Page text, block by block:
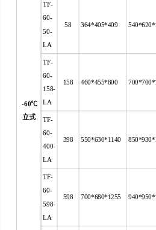
-60℃
立式
TF-
60-
50-
LA
58 364*405*409
TF-
60-
158-
LA
158 460*455*800
TF-
60-
400-
LA
398 550*630*1140
TF-
60-
598-
LA
598 700*680*1255